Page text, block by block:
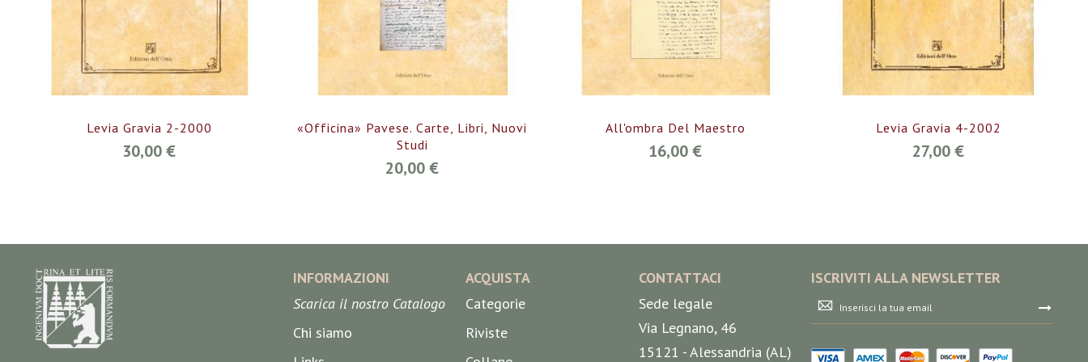
Levia Gravia 2-2000
30,00 €
«Officina» Pavese. Carte, Libri, Nuovi
Studi
20,00 €
All'ombra Del Maestro
16,00 €
Levia Gravia 4-2002
27,00 €
INFORMAZIONI
Scarica il nostro Catalogo
Chi siamo
ACQUISTA
Categorie
Riviste
CONTATTACI
Sede legale
Via Legnano, 46
15121 - Alessandria (AL)
ISCRIVITI ALLA NEWSLETTER
Iscriviti
alla
nostra